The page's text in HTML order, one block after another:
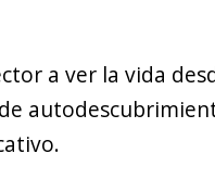
a ver la vida